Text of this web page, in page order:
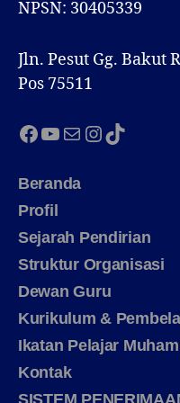
NPSN: 30405339
Jln. Pesut Gg. Bakut
Pos 75511
Facebook
YouTube
MailInstagram
TikTok
Beranda
Profil
Sejarah Pendirian
Struktur Organisasi
Dewan Guru
Kurikulum &
Ikatan Pelajar
Kontak